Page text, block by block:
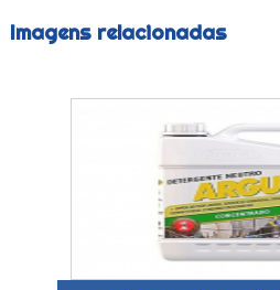
Imagens relacionadas